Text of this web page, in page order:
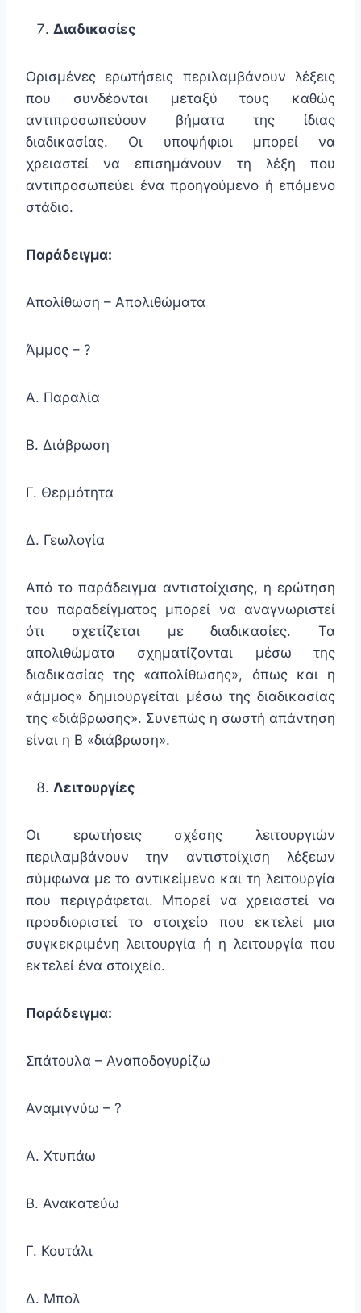
Διαδικασίες
Ορισμένες ερωτήσεις περιλαμβάνουν λέξεις
που συνδέονται μεταξύ τους καθώς
αντιπροσωπεύουν βήματα της ίδιας
διαδικασίας. Οι υποψήφιοι μπορεί να
χρειαστεί να επισημάνουν τη λέξη που
αντιπροσωπεύει ένα προηγούμενο ή επόμενο
στάδιο.
Παράδειγμα:
Απολίθωση – Απολιθώματα
Άμμος – ?
Α. Παραλία
Β. Διάβρωση
Γ. Θερμότητα
Δ. Γεωλογία
Από το παράδειγμα αντιστοίχισης, η ερώτηση
του παραδείγματος μπορεί να αναγνωριστεί
ότι σχετίζεται με διαδικασίες. Τα
απολιθώματα σχηματίζονται μέσω της
διαδικασίας της «απολίθωσης», όπως και η
«άμμος» δημιουργείται μέσω της διαδικασίας
της «διάβρωσης». Συνεπώς η σωστή απάντηση
είναι η Β «διάβρωση».
Λειτουργίες
Οι ερωτήσεις σχέσης λειτουργιών
περιλαμβάνουν την αντιστοίχιση λέξεων
σύμφωνα με το αντικείμενο και τη λειτουργία
που περιγράφεται. Μπορεί να χρειαστεί να
προσδιοριστεί το στοιχείο που εκτελεί μια
συγκεκριμένη λειτουργία ή η λειτουργία που
εκτελεί ένα στοιχείο.
Παράδειγμα:
Σπάτουλα – Αναποδογυρίζω
Αναμιγνύω – ?
Α. Χτυπάω
Β. Ανακατεύω
Γ. Κουτάλι
Δ. Μπολ